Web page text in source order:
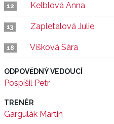
12 Kelblová Anna
13 Zapletalová Julie
18 Víšková Sára
ODPOVĚDNÝ VEDOUCÍ
Pospíšil Petr
TRENÉR
Gargulák Martin